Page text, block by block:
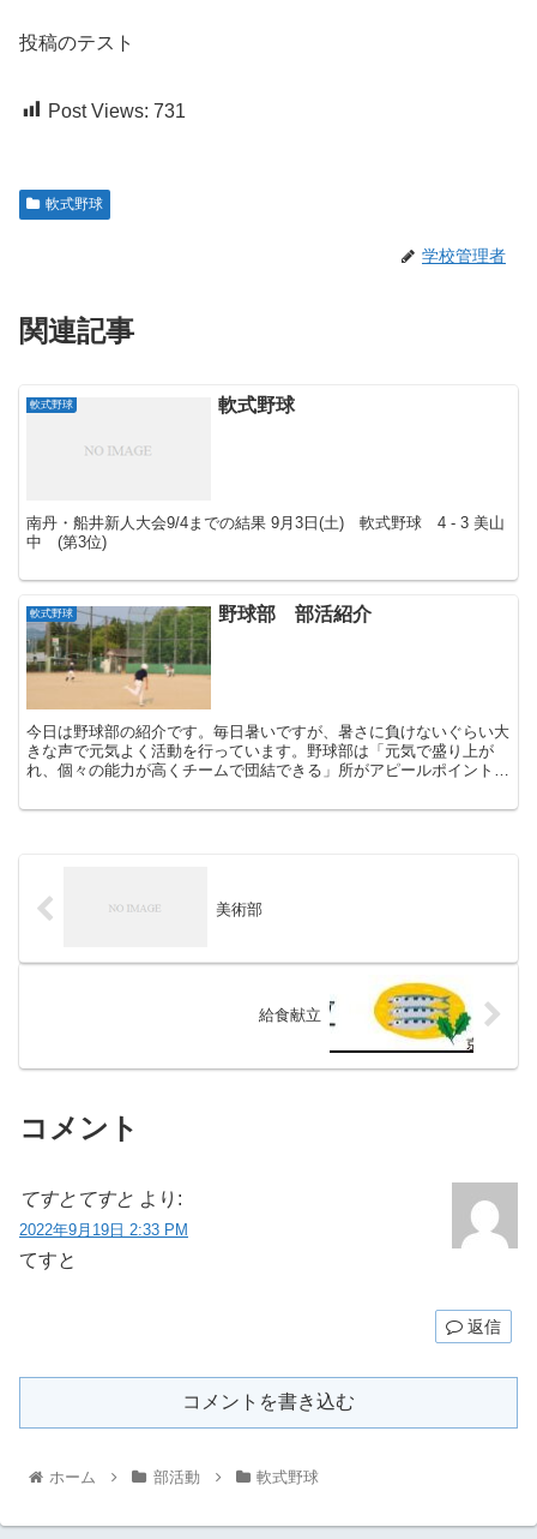
投稿のテスト
Post Views: 731
軟式野球
学校管理者
関連記事
軟式野球 軟式野球
南丹・船井新人大会9/4までの結果 9月3日(土) 軟式野球 4 - 3 美山
中 (第3位)
軟式野球 野球部 部活紹介
今日は野球部の紹介です。毎日暑いですが、暑さに負けないぐらい大
きな声で元気よく活動を行っています。野球部は「元気で盛り上が
れ、個々の能力が高くチームで団結できる」所がアピールポイントで
美術部
給食献立
コメント
てすとてすと より:
2022年9月19日 2:33 PM
てすと
返信
コメントを書き込む
ホーム 部活動 軟式野球